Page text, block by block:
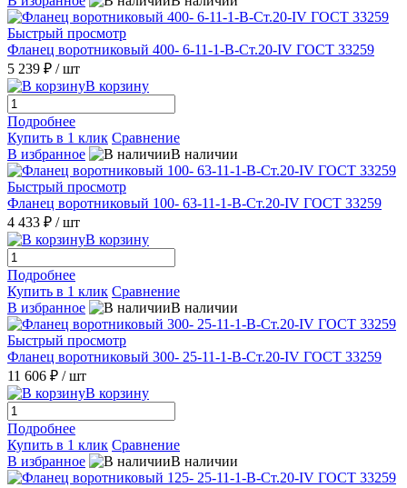
Быстрый просмотр
Фланец воротниковый 400- 6-11-1-B-Ст.20-IV ГОСТ 33259
5 239 ₽ / шт
В корзину
Подробнее
Купить в 1 клик Сравнение
В избранное
В наличии
Быстрый просмотр
Фланец воротниковый 100- 63-11-1-В-Ст.20-IV ГОСТ 33259
4 433 ₽ / шт
В корзину
Подробнее
Купить в 1 клик Сравнение
В избранное
В наличии
Быстрый просмотр
Фланец воротниковый 300- 25-11-1-B-Ст.20-IV ГОСТ 33259
11 606 ₽ / шт
В корзину
Подробнее
Купить в 1 клик Сравнение
В избранное
В наличии